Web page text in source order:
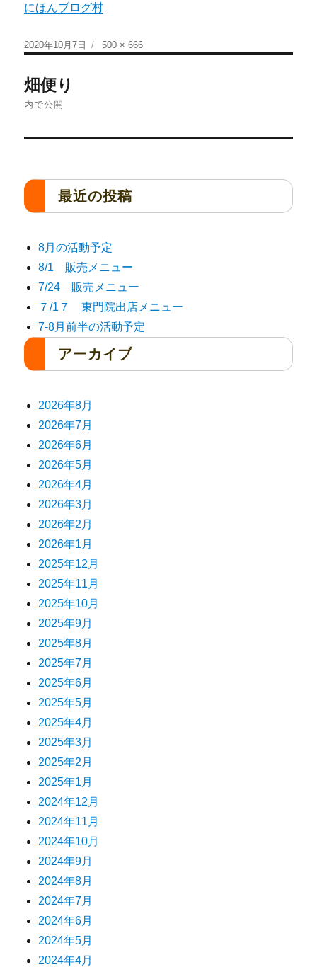
にほんブログ村
2020年10月7日 500 × 666
畑便り
内で公開
最近の投稿
8月の活動予定
8/1 販売メニュー
7/24 販売メニュー
７/1７ 東門院出店メニュー
7-8月前半の活動予定
アーカイブ
2026年8月
2026年7月
2026年6月
2026年5月
2026年4月
2026年3月
2026年2月
2026年1月
2025年12月
2025年11月
2025年10月
2025年9月
2025年8月
2025年7月
2025年6月
2025年5月
2025年4月
2025年3月
2025年2月
2025年1月
2024年12月
2024年11月
2024年10月
2024年9月
2024年8月
2024年7月
2024年6月
2024年5月
2024年4月